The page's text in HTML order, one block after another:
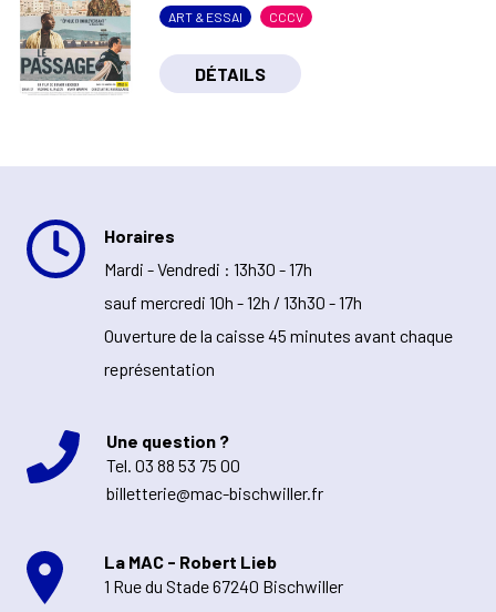
ART & ESSAI CCCV
DÉTAILS
Horaires
Mardi - Vendredi : 13h30 - 17h
sauf mercredi 10h - 12h / 13h30 - 17h
Ouverture de la caisse 45 minutes avant chaque
représentation
Une question ?
Tel. 03 88 53 75 00
billetterie@mac-bischwiller.fr
La MAC - Robert Lieb
1 Rue du Stade 67240 Bischwiller